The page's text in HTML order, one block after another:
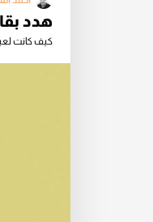
هدد
كيف كانت